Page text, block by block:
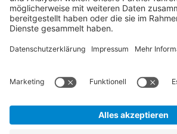
IT Service, Lösungen, Helpdesk, Infrastruktur,
Managed Backup, Managed Server, Managed
IT Security und Externer
für die Region Hannover.